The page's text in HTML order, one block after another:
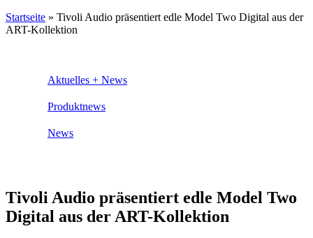
Startseite » Tivoli Audio präsentiert edle Model Two Digital aus der
ART-Kollektion
Aktuelles + News
Produktnews
News
Tivoli Audio präsentiert edle Model Two
Digital aus der ART-Kollektion